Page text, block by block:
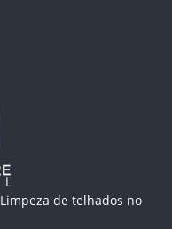
Limpeza de telhados no